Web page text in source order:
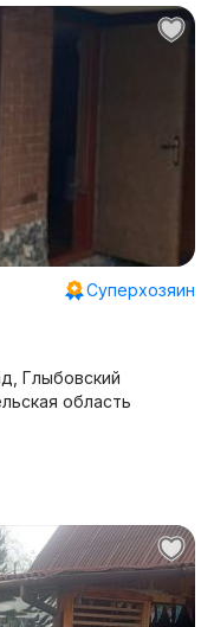
Суперхозяин
Глыбовский
область